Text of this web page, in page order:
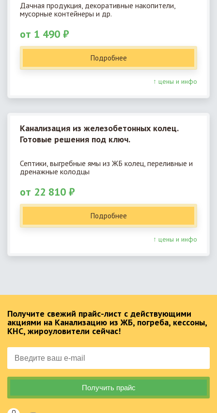
Дачная продукция, декоративные накопители,
мусорные контейнеры и др.
от 1 490 ₽
Подробнее
↑ цены и инфо
Канализация из железобетонных колец.
Готовые решения под ключ.
Септики, выгребные ямы из ЖБ колец, переливные и
дренажные колодцы
от 22 810 ₽
Подробнее
↑ цены и инфо
Получите свежий прайс-лист с действующими
акциями на Канализацию из ЖБ, погреба, кессоны,
КНС, жироуловители сейчас!